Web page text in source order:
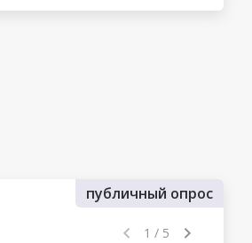
публичный опрос
1 / 5